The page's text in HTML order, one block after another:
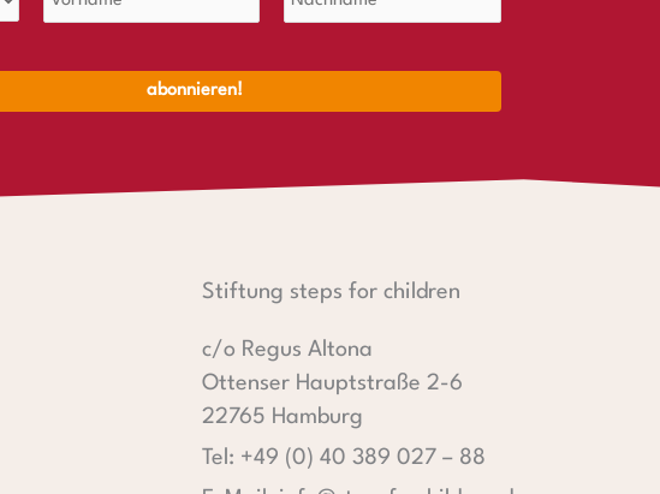
Stiftung steps for children
c/o Regus Altona
Ottenser Hauptstraße 2-6
22765 Hamburg
Tel: +49 (0) 40 389 027 – 88